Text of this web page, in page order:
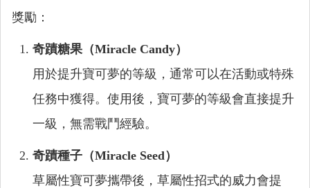
獎勵：
奇蹟糖果（Miracle Candy）
用於提升寶可夢的等級，通常可以在活動或特殊
任務中獲得。使用後，寶可夢的等級會直接提升
一級，無需戰鬥經驗。
奇蹟種子（Miracle Seed）
草屬性寶可夢攜帶後，草屬性招式的威力會提